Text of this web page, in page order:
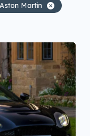
Aston Martin